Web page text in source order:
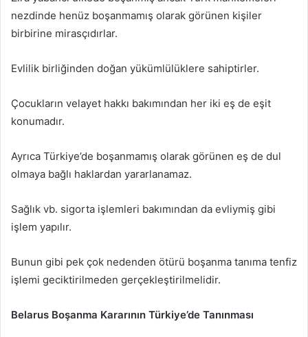
nezdinde henüz boşanmamış olarak görünen kişiler
birbirine mirasçıdırlar.
Evlilik birliğinden doğan yükümlülüklere sahiptirler.
Çocukların velayet hakkı bakımından her iki eş de eşit
konumadır.
Ayrıca Türkiye’de boşanmamış olarak görünen eş de dul
olmaya bağlı haklardan yararlanamaz.
Sağlık vb. sigorta işlemleri bakımından da evliymiş gibi
işlem yapılır.
Bunun gibi pek çok nedenden ötürü boşanma tanıma tenfiz
işlemi geciktirilmeden gerçekleştirilmelidir.
Belarus Boşanma Kararının Türkiye’de Tanınması